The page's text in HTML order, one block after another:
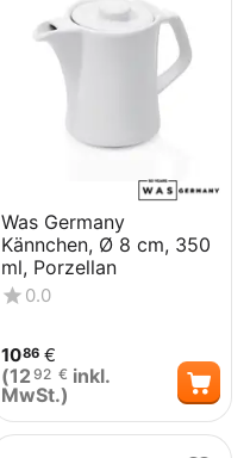
Was Germany
Kännchen, Ø 8 cm, 350
ml, Porzellan
0.0
1086 €
(1292 € inkl.
MwSt.)